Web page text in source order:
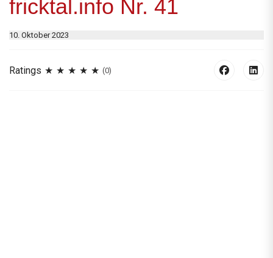
fricktal.info Nr. 41
10. Oktober 2023
Ratings (0)